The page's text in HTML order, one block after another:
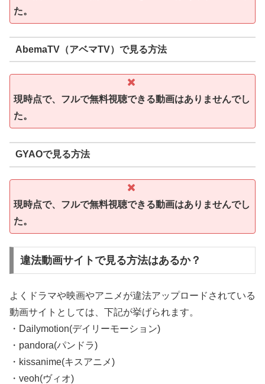
た。
AbemaTV（アベマTV）で見る方法
現時点で、フルで無料視聴できる動画はありませんでし
た。
GYAOで見る方法
現時点で、フルで無料視聴できる動画はありませんでし
た。
違法動画サイトで見る方法はあるか？
よくドラマや映画やアニメが違法アップロードされている
動画サイトとしては、下記が挙げられます。
・Dailymotion(デイリーモーション)
・pandora(パンドラ)
・kissanime(キスアニメ)
・veoh(ヴィオ)